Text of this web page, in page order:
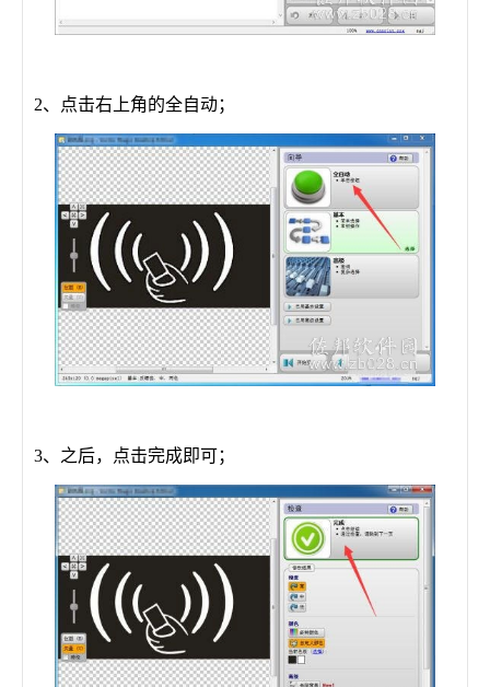
2、点击右上角的全自动；
3、之后，点击完成即可；